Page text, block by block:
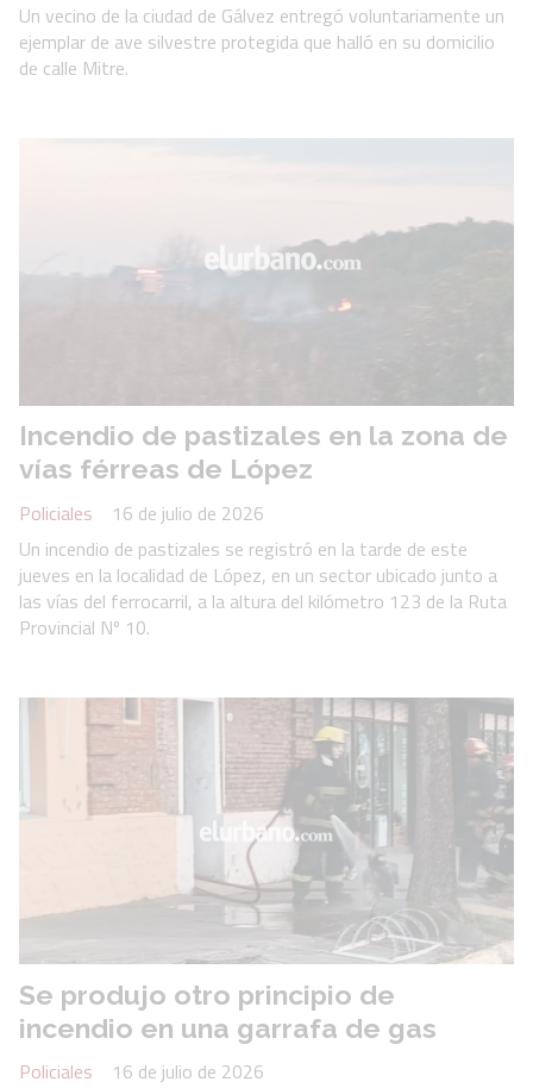
Un vecino de la ciudad de Gálvez entregó voluntariamente un
ejemplar de ave silvestre protegida que halló en su domicilio
de calle Mitre.
Incendio de pastizales en la zona de
vías férreas de López
Policiales
16 de julio de 2026
Un incendio de pastizales se registró en la tarde de este
jueves en la localidad de López, en un sector ubicado junto a
las vías del ferrocarril, a la altura del kilómetro 123 de la Ruta
Provincial Nº 10.
Se produjo otro principio de
incendio en una garrafa de gas
Policiales
16 de julio de 2026